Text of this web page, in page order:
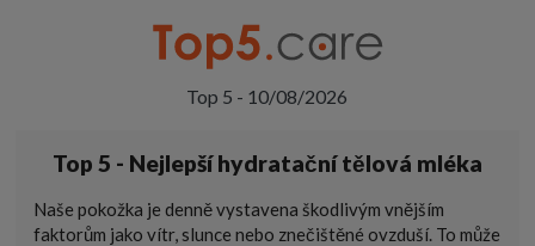
Top 5 - 10/08/2026
Top 5 - Nejlepší hydratační tělová mléka
Naše pokožka je denně vystavena škodlivým vnějším
faktorům jako vítr, slunce nebo znečištěné ovzduší. To může